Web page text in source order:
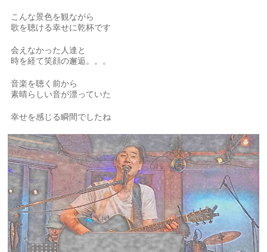
こんな景色を観ながら
歌を聴ける幸せに乾杯です
会えなかった人達と
時を経て笑顔の邂逅。。。
音楽を聴く前から
素晴らしい音が漂っていた
幸せを感じる瞬間でしたね